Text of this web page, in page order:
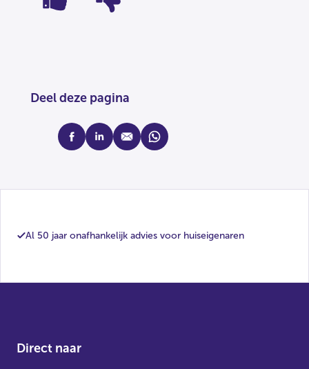
Deel deze pagina
facebooklinkedinmail whatsapp
Al 50 jaar onafhankelijk advies voor huiseigenaren
Direct naar